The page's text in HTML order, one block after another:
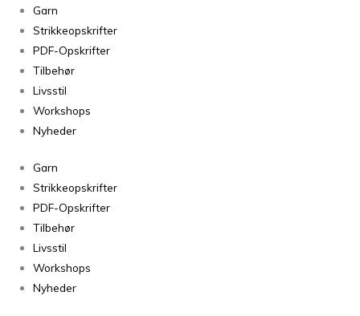
Garn
Strikkeopskrifter
PDF-Opskrifter
Tilbehør
Livsstil
Workshops
Nyheder
Garn
Strikkeopskrifter
PDF-Opskrifter
Tilbehør
Livsstil
Workshops
Nyheder